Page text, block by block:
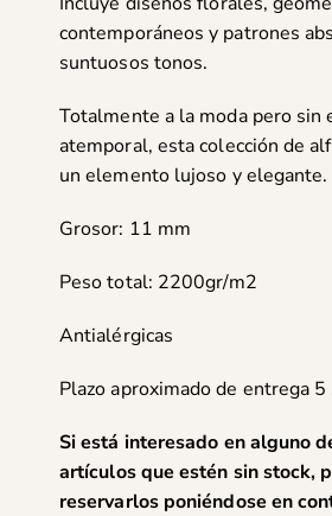
contemporáneos y patrones
suntuosos tonos.
Totalmente a la moda pero sin
atemporal, esta colección de
un elemento lujoso y elegante.
Grosor: 11 mm
Peso total: 2200gr/m2
Antialérgicas
Plazo aproximado de entrega 5
Si está interesado en alguno
artículos que estén sin stock,
reservarlos poniéndose en